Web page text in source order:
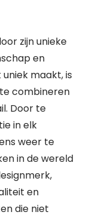
zijn unieke
en
maakt, is
combineren
Door te
in elk
weer te
in de wereld
en
die niet